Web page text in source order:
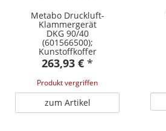
Metabo Druckluft-
Klammergerät
DKG 90/40
(601566500);
Kunstoffkoffer
263,93 € *
Produkt vergriffen
zum Artikel